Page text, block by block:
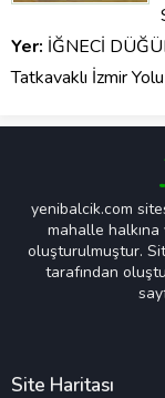
Yer: İĞNECİ
Tatkavaklı İzmir
yenibalcik.com
mahalle
oluşturulmuştur.
tarafından
Site Haritası